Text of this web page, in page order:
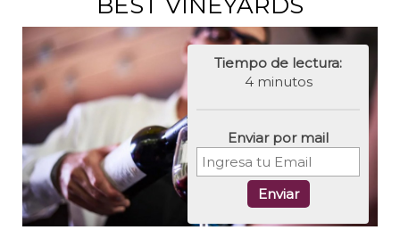
Tiempo de lectura:
4 minutos
Enviar por mail
Enviar